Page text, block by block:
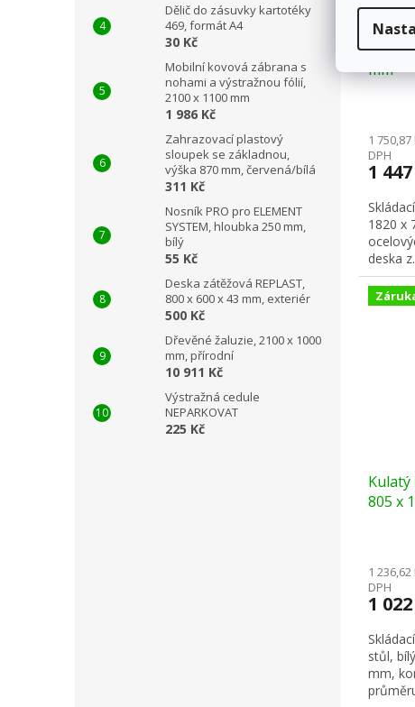
Dělič do zásuvky kartotéky
469, formát A4
30 Kč
Mobilní kovová zábrana s
nohami a výstražnou fólií,
2100 x 1100 mm
1 986 Kč
Zahrazovací plastový
sloupek se základnou,
výška 870 mm, červená/bílá
311 Kč
Nosník PRO pro ELEMENT
SYSTEM, hloubka 250 mm,
bílý
55 Kč
Deska zátěžová REPLAST,
800 x 600 x 43 mm, exteriér
500 Kč
Dřevěné žaluzie, 2100 x 1000
mm, přírodní
10 911 Kč
Výstražná cedule
NEPARKOVAT
225 Kč
mm
1
DPH
1
1820 x
deska
805 x
1
DPH
1
stůl,
mm,